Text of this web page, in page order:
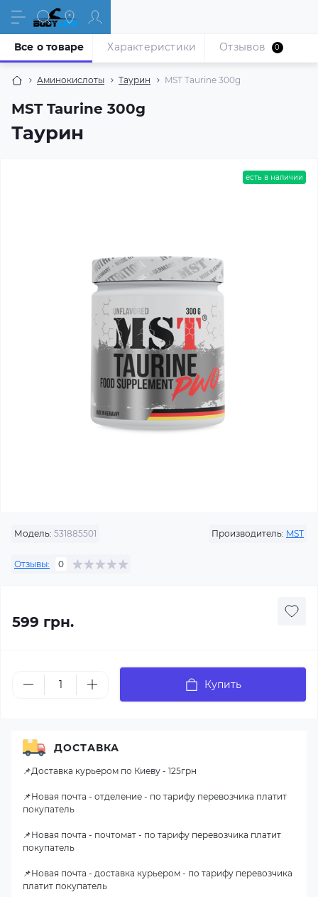
Аминокислоты Таурин MST Taurine 300g
MST Taurine 300g
Таурин
Все о товаре Характеристики Отзывов 0
есть в наличии
Модель: 531885501 Производитель: MST
Отзывы: 0
599 грн.
Купить
ДОСТАВКА
📌Доставка курьером по Киеву - 125грн
📌Новая почта - отделение - по тарифу перевозчика платит
покупатель
📌Новая почта - почтомат - по тарифу перевозчика платит
покупатель
📌Новая почта - доставка курьером - по тарифу перевозчика
платит покупатель